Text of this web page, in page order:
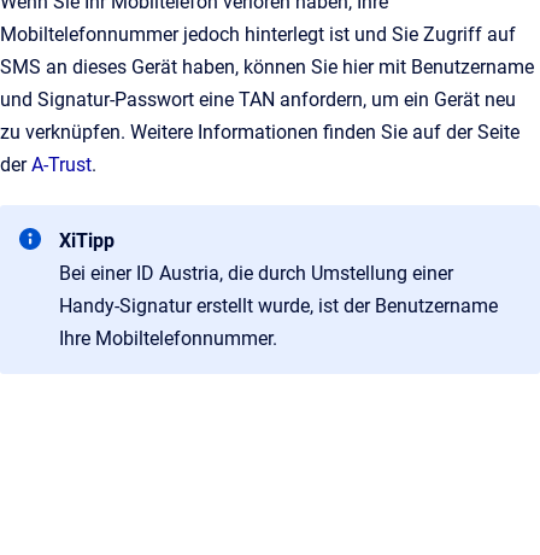
Mobiltelefonnummer jedoch hinterlegt ist und Sie Zugriff auf
SMS an dieses Gerät haben, können Sie hier mit Benutzername
und Signatur-Passwort eine TAN anfordern, um ein Gerät neu
zu verknüpfen. Weitere Informationen finden Sie auf der Seite
derA-Trust.
XiTipp
Bei einer ID Austria, die durch Umstellung einer
Handy-Signatur erstellt wurde, ist der Benutzername
Ihre Mobiltelefonnummer.